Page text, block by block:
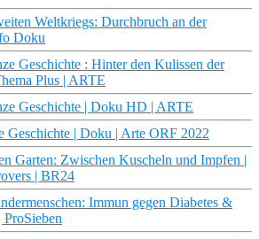
Weltkriegs: Durchbruch an der
Doku
Geschichte : Hinter den Kulissen der
Plus | ARTE
Geschichte | Doku HD | ARTE
Geschichte | Doku | Arte ORF 2022
Garten: Zwischen Kuscheln und Impfen |
| BR24
Immun gegen Diabetes &